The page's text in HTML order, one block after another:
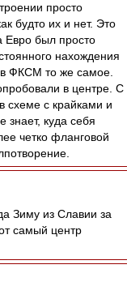
просто
будто их и нет. Это
Евро был просто
нахождения
в ФКСМ то же самое.
в центре. С
схеме с крайками и
знает, куда себя
четко фланговой
Зиму из Славии за
самый центр